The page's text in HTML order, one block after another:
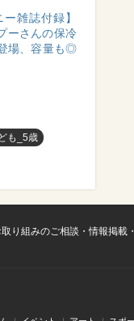
ー雑誌付録】
ーさんの保冷
場、容量も◎
も_5歳
り組みのご相談・情報掲載